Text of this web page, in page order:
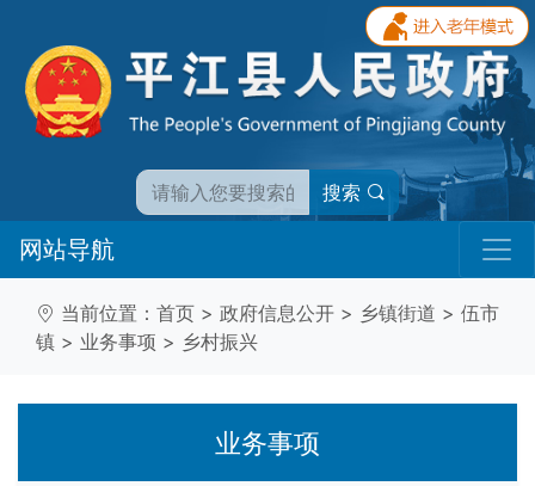
搜索
网站导航
当前位置： 首页 > 政府信息公开 > 乡镇街道 > 伍市
镇 > 业务事项 > 乡村振兴
业务事项